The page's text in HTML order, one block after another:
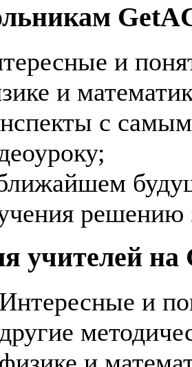
и
и
с
решению
учителей на
Интересные и
другие